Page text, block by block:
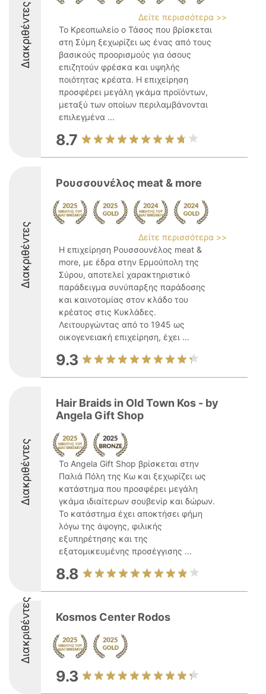
Διακριθέντες
Δείτε περισσότερα >>
Το Κρεοπωλείο ο Τάσος που βρίσκεται
στη Σύμη ξεχωρίζει ως ένας από τους
βασικούς προορισμούς για όσους
επιζητούν φρέσκα και υψηλής
ποιότητας κρέατα. Η επιχείρηση
προσφέρει μεγάλη γκάμα προϊόντων,
μεταξύ των οποίων περιλαμβάνονται
επιλεγμένα ...
8.7
Διακριθέντες
Ρουσσουνέλος meat & more
Δείτε περισσότερα >>
Η επιχείρηση Ρουσσουνέλος meat &
more, με έδρα στην Ερμούπολη της
Σύρου, αποτελεί χαρακτηριστικό
παράδειγμα συνύπαρξης παράδοσης
και καινοτομίας στον κλάδο του
κρέατος στις Κυκλάδες.
Λειτουργώντας από το 1945 ως
οικογενειακή επιχείρηση, έχει ...
9.3
Διακριθέντες
Hair Braids in Old Town Kos - by
Angela Gift Shop
Το Angela Gift Shop βρίσκεται στην
Παλιά Πόλη της Κω και ξεχωρίζει ως
κατάστημα που προσφέρει μεγάλη
γκάμα ιδιαίτερων σουβενίρ και δώρων.
Το κατάστημα έχει αποκτήσει φήμη
λόγω της άψογης, φιλικής
εξυπηρέτησης και της
εξατομικευμένης προσέγγισης ...
8.8
Διακριθέντες Kosmos Center Rodos
9.3